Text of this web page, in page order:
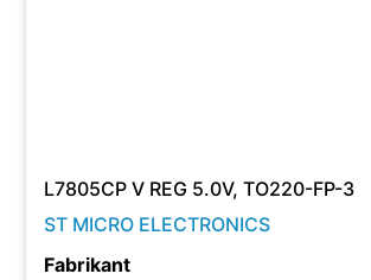
L7805CP V REG 5.0V, TO220-FP-3
ST MICRO ELECTRONICS
Fabrikant